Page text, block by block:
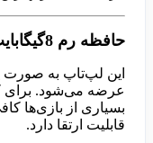
حافظه رم 8گیگابایت – قابل ارتقا
این لپ‌تاپ به
عرضه می‌شود. برای
بسیاری از بازی‌ها
قابلیت ارتقا دارد.